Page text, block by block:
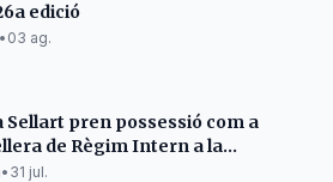
edició
• 03 ag.
Sellart pren possessió com a
de Règim Intern a la
• 31 jul.